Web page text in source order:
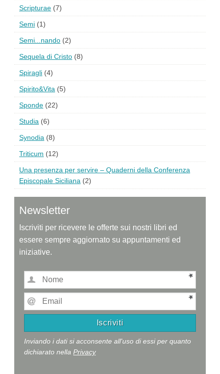
Scripturae (7)
Semi (1)
Semi...nando (2)
Sequela di Cristo (8)
Spiragli (4)
Spirito&Vita (5)
Sponde (22)
Studia (6)
Synodia (8)
Triticum (12)
Una presenza per servire – Quaderni della Conferenza
Episcopale Siciliana (2)
Newsletter
Iscriviti per ricevere le offerte sui nostri libri ed
essere sempre aggiornato su appuntamenti ed
iniziative.
Inviando i dati si acconsente all'uso di essi per quanto
dichiarato nellaPrivacy